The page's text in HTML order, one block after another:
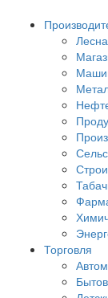
Торговля